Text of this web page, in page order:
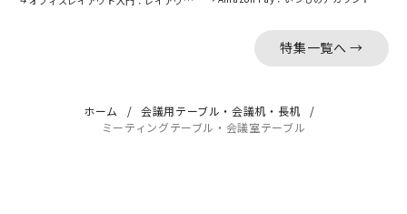
特集一覧へ →
ホーム
会議用テーブル・会議机・長机
ミーティングテーブル・会議室テーブル